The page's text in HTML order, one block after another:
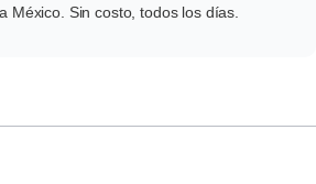
México. Sin costo, todos los días.